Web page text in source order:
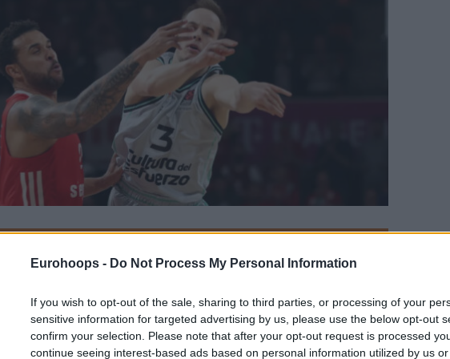
Eurohoops - Do Not Process My Personal Information
If you wish to opt-out of the sale, sharing to third parties, or processing of your
sensitive information for targeted advertising by us, please use the below opt-out
confirm your selection. Please note that after your opt-out request is processed
continue seeing interest-based ads based on personal information utilized by us
no podrá contar con Klemen Prepelic durante lo que
de la Euroliga.